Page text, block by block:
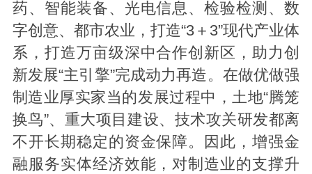
药、智能装备、光电信息、检验检测、数
字创意、都市农业，打造“3＋3”现代产业体
系，打造万亩级深中合作创新区，助力创
新发展“主引擎”完成动力再造。在做优做强
制造业厚实家当的发展过程中，土地“腾笼
换鸟”、重大项目建设、技术攻关研发都离
不开长期稳定的资金保障。因此，增强金
融服务实体经济效能，对制造业的支撑升